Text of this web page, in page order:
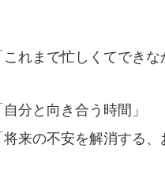
これまで忙しくてでき
自分と向き合う時間」
将来の不安を解消する、